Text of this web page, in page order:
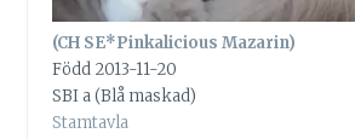
(CH SE*Pinkalicious Mazarin)
Född 2013-11-20
SBI a (Blå maskad)
Stamtavla